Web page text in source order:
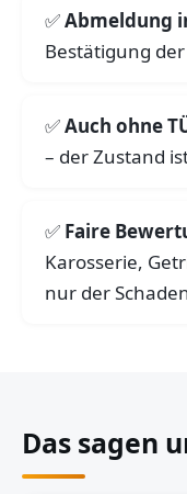
Abmeldung
Bestätigung
Auch ohne
– der Zustand
Faire
Karosserie,
nur der
Das sagen